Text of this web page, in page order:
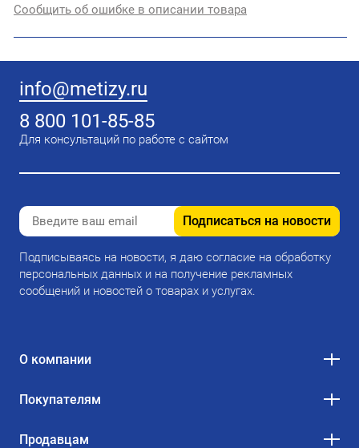
Сообщить об ошибке в описании товара
info@metizy.ru
8 800 101-85-85
Для консультаций по работе с сайтом
Подписаться на новости
Подписываясь на новости, я даю согласие на обработку
персональных данных и на получение рекламных
сообщений и новостей о товарах и услугах.
О компании
Покупателям
Продавцам